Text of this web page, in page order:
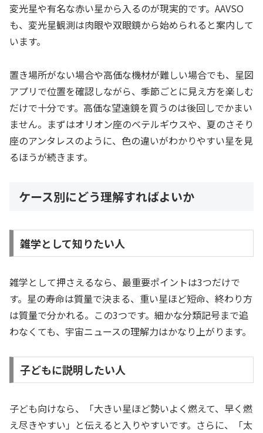
変光星や有名な赤い星から入るのが現実的です。AAVSO
も、変光星観測は肉眼や双眼鏡から始められると案内して
います。
置き場所がない場合や高価な機材が難しい場合でも、星図
アプリで位置を確認しながら、季節ごとに見え方を楽しむ
だけで十分です。高価な望遠鏡を買うのは後回しでかまい
ません。まずはオリオン座のベテルギウスや、夏のさそり
座のアンタレスのように、色の違いがわかりやすい星を見
るほうが続きます。
ケース別にどう理解すればよいか
雑学として知りたい人
雑学として押さえるなら、最重要ポイントは3つだけで
す。星の寿命は質量で決まる、重い星ほど短命、終わり方
は質量で分かれる。この3つです。細かな分類記号まで追
わなくても、宇宙ニュースの理解力はかなり上がります。
子どもに説明したい人
子ども向けなら、「大きい星ほど勢いよく燃えて、早く燃
え尽きやすい」と伝えると入りやすいです。さらに、「太